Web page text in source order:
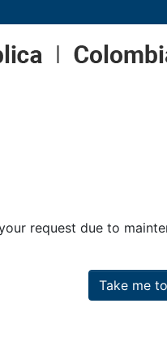
request due to
Take me